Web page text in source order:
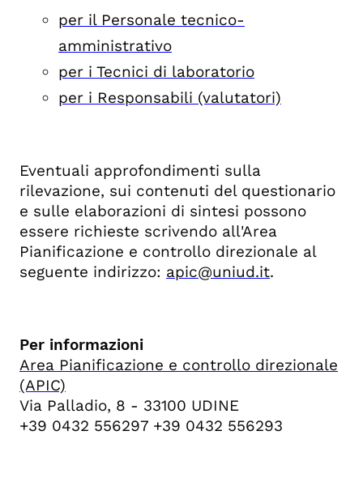
per il Personale tecnico-
amministrativo
per i Tecnici di laboratorio
per i Responsabili (valutatori)
Eventuali approfondimenti sulla
rilevazione, sui contenuti del questionario
e sulle elaborazioni di sintesi possono
essere richieste scrivendo all'Area
Pianificazione e controllo direzionale al
seguente indirizzo: apic@uniud.it.
Per informazioni
Area Pianificazione e controllo direzionale
(APIC)
Via Palladio, 8 - 33100 UDINE
+39 0432 556297 +39 0432 556293